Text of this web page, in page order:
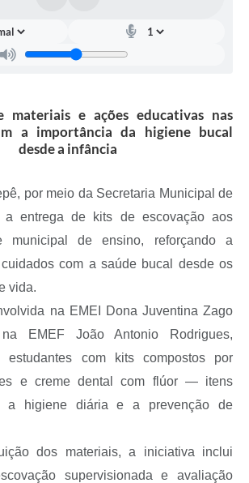
ao Cidadão (SIC)
materiais e ações educativas nas
a importância da higiene bucal
desde a infância
por meio da Secretaria Municipal de
a entrega de kits de escovação aos
municipal de ensino, reforçando a
com a saúde bucal desde os
vida.
na EMEI Dona Juventina Zago
EMEF João Antonio Rodrigues,
estudantes com kits compostos por
e creme dental com flúor — itens
a higiene diária e a prevenção de
dos materiais, a iniciativa inclui
supervisionada e avaliação